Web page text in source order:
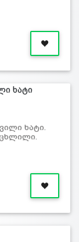
ხატი.